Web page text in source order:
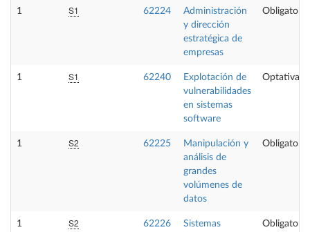
1 S1 62224
Administración
y dirección
estratégica de
empresas
Obligatoria
1 S1 62240
Explotación de
vulnerabilidades
en sistemas
software
Optativa
1 S2 62225
Manipulación y
análisis de
grandes
volúmenes de
datos
Obligatoria
1 S2 62226 Sistemas Obligatoria